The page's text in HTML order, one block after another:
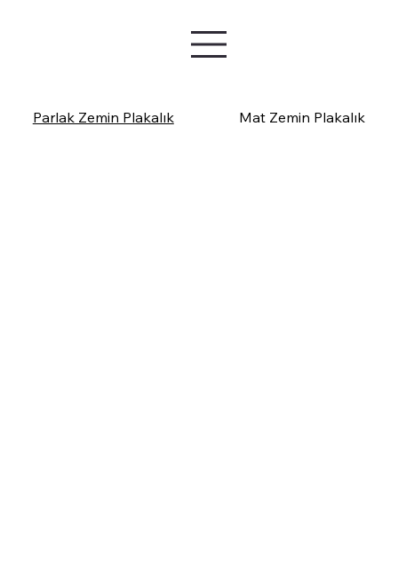
Parlak Zemin Plakalık Mat Zemin Plakalık